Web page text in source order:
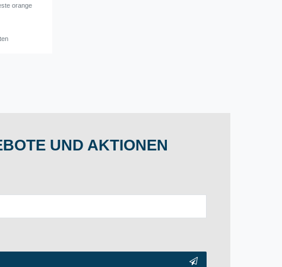
orange
UND AKTIONEN